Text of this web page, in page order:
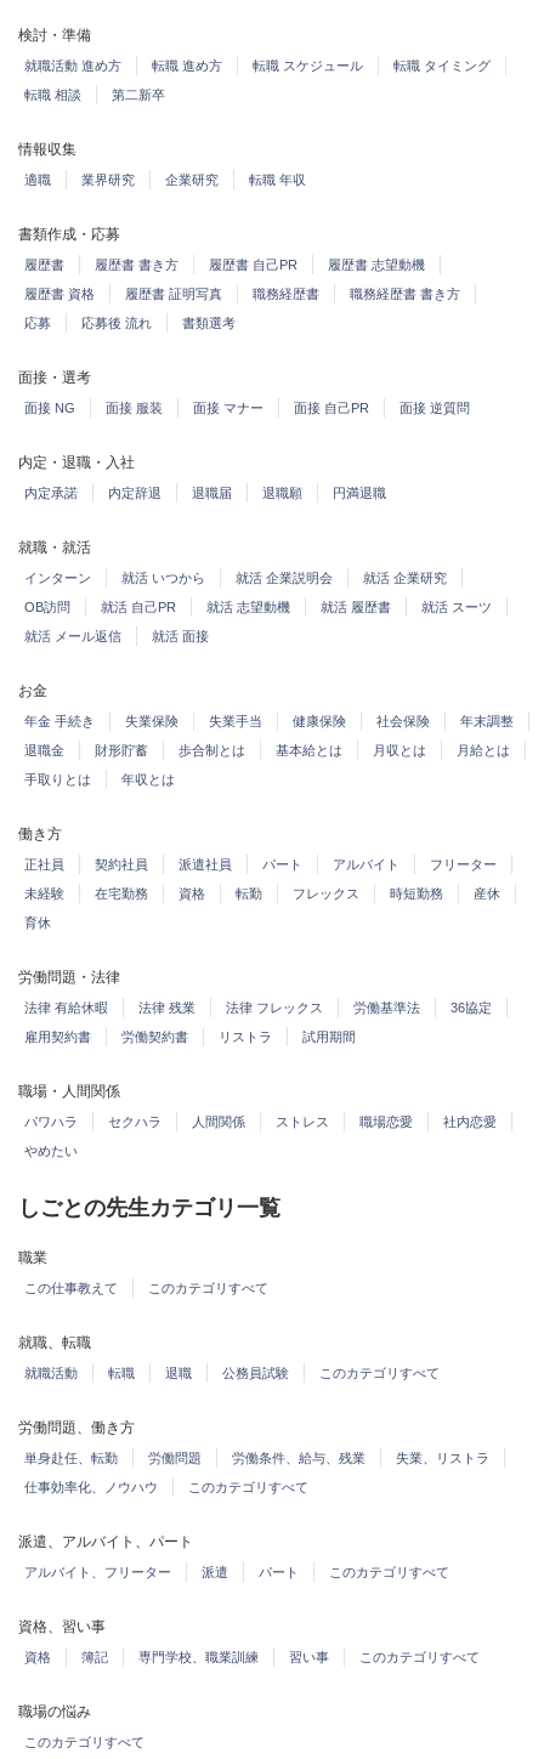
検討・準備
就職活動 進め方 転職 進め方 転職 スケジュール
転職 タイミング
転職 相談
第二新卒
情報収集
適職 業界研究 企業研究 転職 年収
書類作成・応募
履歴書 履歴書 書き方 履歴書 自己PR
履歴書 志望動機
履歴書 資格
履歴書 証明写真 職務経歴書
職務経歴書 書き方
応募
応募後 流れ 書類選考
面接・選考
面接 NG 面接 服装 面接 マナー 面接 自己PR 面接 逆質問
内定・退職・入社
内定承諾 内定辞退 退職届 退職願 円満退職
就職・就活
インターン 就活 いつから 就活 企業説明会
就活 企業研究
OB訪問
就活 自己PR 就活 志望動機 就活 履歴書
就活 スーツ
就活 メール返信
就活 面接
お金
年金 手続き 失業保険 失業手当 健康保険 社会保険
年末調整
退職金
財形貯蓄 歩合制とは 基本給とは 月収とは
月給とは
手取りとは
年収とは
働き方
正社員 契約社員 派遣社員 パート アルバイト
フリーター
未経験
在宅勤務 資格 転勤 フレックス 時短勤務
産休
育休
労働問題・法律
法律 有給休暇 法律 残業 法律 フレックス 労働基準法
36協定
雇用契約書
労働契約書 リストラ 試用期間
職場・人間関係
パワハラ セクハラ 人間関係 ストレス 職場恋愛
社内恋愛
やめたい
しごとの先生カテゴリ一覧
職業
この仕事教えて このカテゴリすべて
就職、転職
就職活動 転職 退職 公務員試験 このカテゴリすべて
労働問題、働き方
単身赴任、転勤 労働問題 労働条件、給与、残業
失業、リストラ
仕事効率化、ノウハウ
このカテゴリすべて
派遣、アルバイト、パート
アルバイト、フリーター 派遣 パート このカテゴリすべて
資格、習い事
資格 簿記 専門学校、職業訓練 習い事 このカテゴリすべて
職場の悩み
このカテゴリすべて